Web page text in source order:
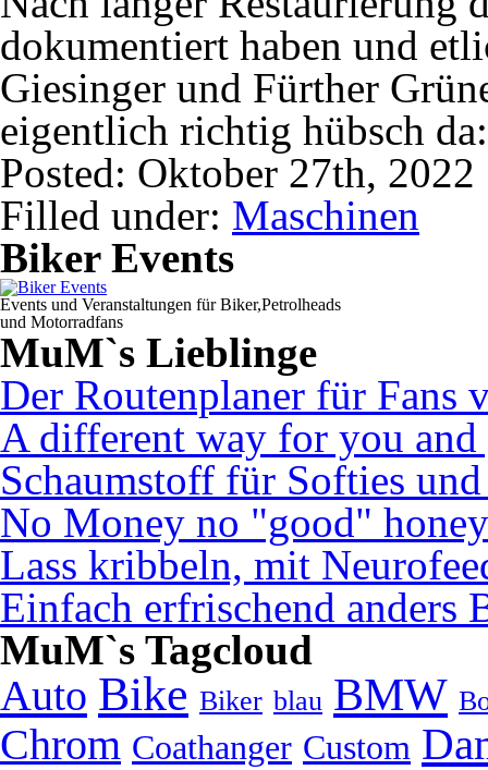
dokumentiert haben und
Giesinger und Fürther
eigentlich richtig hübsch
Posted: Oktober 27th,
Filled under: Maschinen
Biker Events
Events und Veranstaltungen für Biker,Petrolheads
und Motorradfans
MuM`s Lieblinge
Der Routenplaner für Fans
A different way for you
Schaumstoff für Softies
No Money no "good" honey
Lass kribbeln, mit
Einfach erfrischend anders
MuM`s Tagcloud
Auto Bike Biker blau BMW
Chrom Coathanger Custom